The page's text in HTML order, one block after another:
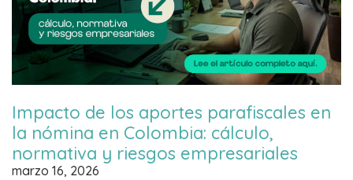
Impacto de los aportes parafiscales en
la nómina en Colombia: cálculo,
normativa y riesgos empresariales
marzo 16, 2026